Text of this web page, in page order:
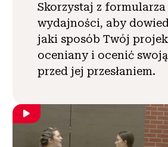
Skorzystaj z
wydajności, aby
jaki sposób Twój
oceniany i ocenić
przed jej przesłaniem.